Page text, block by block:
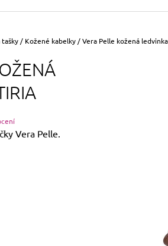
tašky / Kožené kabelky /Vera Pelle kožená
Vera Pelle.